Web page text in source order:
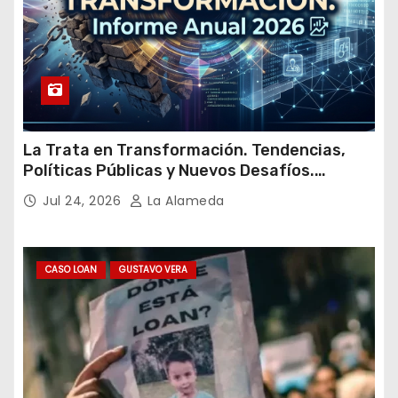
La Trata en Transformación. Tendencias,
Políticas Públicas y Nuevos Desafíos.
Argentina y el Mundo – Julio 2026
Jul 24, 2026 La Alameda
CASO LOAN GUSTAVO VERA